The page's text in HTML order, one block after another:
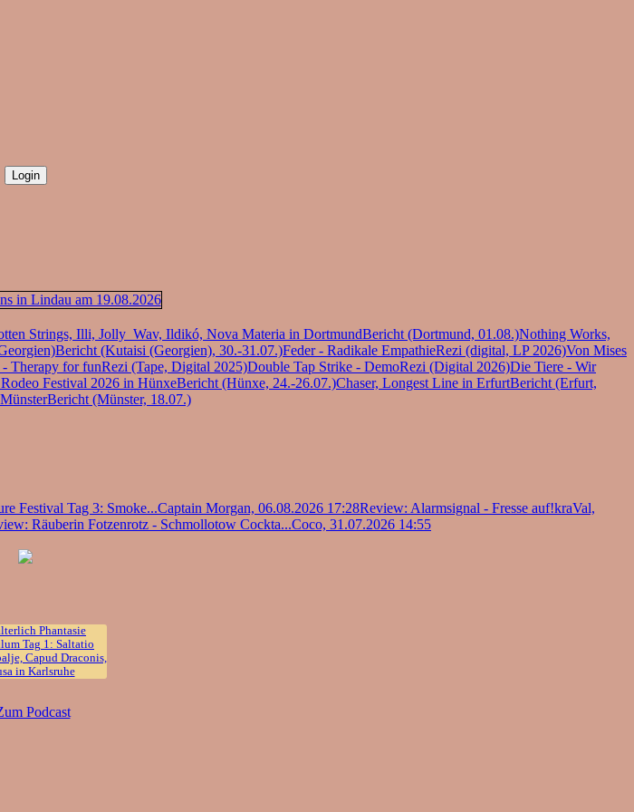
Strings, Illi, Jolly_Wav, Ildikó, Nova Materia in DortmundBericht (Dortmund, 01.08.)Nothing Works,
Bericht (Kutaisi (Georgien), 30.-31.07.)Feder - Radikale EmpathieRezi (digital, LP 2026)Von Mises
Therapy for funRezi (Tape, Digital 2025)Double Tap Strike - DemoRezi (Digital 2026)Die Tiere - Wir
Festival 2026 in HünxeBericht (Hünxe, 24.-26.07.)Chaser, Longest Line in ErfurtBericht (Erfurt,
Bericht (Münster, 18.07.)
Festival Tag 3: Smoke...Captain Morgan, 06.08.2026 17:28Review: Alarmsignal - Fresse auf!kraVal,
Räuberin Fotzenrotz - Schmollotow Cockta...Coco, 31.07.2026 14:55
Phantasie
Tag 1: Saltatio
Capud Draconis,
in Karlsruhe